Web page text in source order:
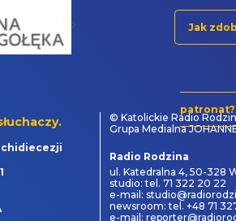
Jak
patronat?
© Katolickie Radio
Grupa Medialna
Radio Rodzina
ul. Katedralna 4, 50-328
studio: tel. 71 322 20 22
e-mail:
newsroom: tel. +48 71
e-mail: